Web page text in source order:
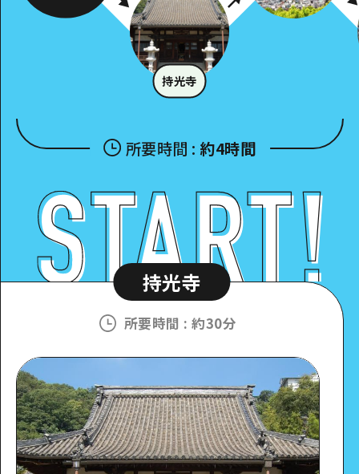
持光寺
所要時間 : 約4時間
持光寺
所要時間 :約30分